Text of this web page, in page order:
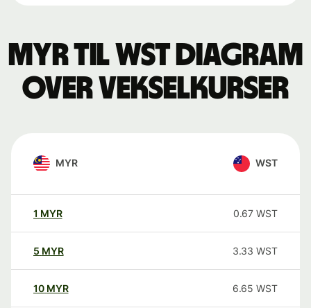
MYR til WST Diagram
over vekselkurser
MYR WST
1 MYR 0.67 WST
5 MYR 3.33 WST
10 MYR 6.65 WST